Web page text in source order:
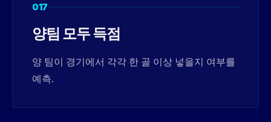
017
양팀 모두 득점
양 팀이 경기에서 각각 한 골 이상 넣을지 여부를
예측.